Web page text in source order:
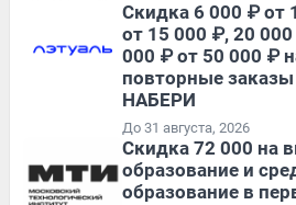
Скидка 6 000 ₽ от
от 15 000 ₽, 20
000 ₽ от 50 000 ₽
повторные
НАБЕРИ
До 31 августа, 2026
Скидка 72 000 на
образование и
образование в